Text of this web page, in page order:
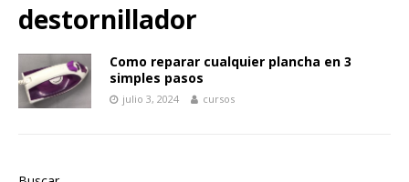
destornillador
Como reparar cualquier plancha en 3
simples pasos
julio 3, 2024 cursos